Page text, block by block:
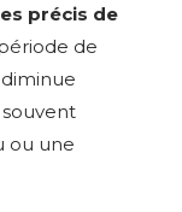
précis de
de
diminue
ou une